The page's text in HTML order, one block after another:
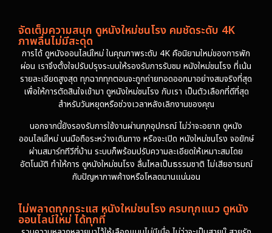
จัดเต็มความสนุก ดูหนังใหม่ชนโรง คมชัดระดับ 4K
ภาพลื่นไม่มีสะดุด
การได้ ดูหนังออนไลน์ใหม่ ในคุณภาพระดับ 4K คือนิยามใหม่ของการพัก
ผ่อน เราจึงตั้งใจปรับปรุงระบบให้รองรับการรับชม หนังใหม่ชนโรง ที่เน้น
รายละเอียดสูงสุด ทุกฉากทุกตอนจะถูกถ่ายทอดออกมาอย่างสมจริงที่สุด
เพื่อให้การตัดสินใจเข้ามา ดูหนังใหม่ชนโรง กับเรา เป็นตัวเลือกที่ดีที่สุด
สำหรับวันหยุดหรือช่วงเวลาหลังเลิกงานของคุณ
นอกจากนี้ยังรองรับการใช้งานผ่านทุกอุปกรณ์ ไม่ว่าจะอยาก ดูหนัง
ออนไลน์ใหม่ บนมือถือระหว่างเดินทาง หรือจะเปิด หนังใหม่ชนโรง จอยักษ์
ผ่านสมาร์ททีวีที่บ้าน ระบบก็พร้อมปรับความละเอียดให้เหมาะสมโดย
อัตโนมัติ ทำให้การ ดูหนังใหม่ชนโรง ลื่นไหลเป็นธรรมชาติ ไม่เสียอารมณ์
กับปัญหาภาพค้างหรือโหลดนานแน่นอน
ไม่พลาดทุกกระแส หนังใหม่ชนโรง ครบทุกแนว ดูหนัง
ออนไลน์ใหม่ ได้ทุกที่